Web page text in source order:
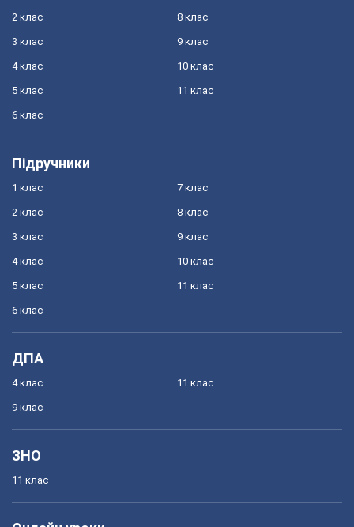
2 клас
3 клас
4 клас
5 клас
6 клас
8 клас
9 клас
10 клас
11 клас
Підручники
1 клас
2 клас
3 клас
4 клас
5 клас
6 клас
7 клас
8 клас
9 клас
10 клас
11 клас
ДПА
4 клас
9 клас
11 клас
ЗНО
11 клас